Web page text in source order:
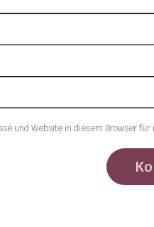
und Website in diesem Browser